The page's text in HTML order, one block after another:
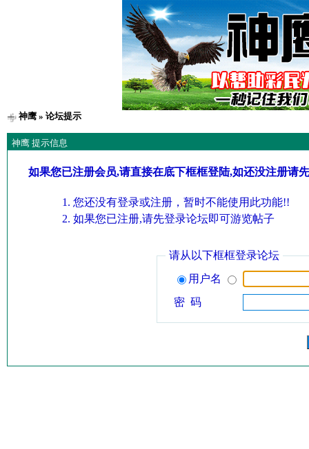
神鹰» 论坛提示
神鹰 提示信息
如果您已注册会员,请直接在底下框框登陆,如还没注册请
您还没有登录或注册，暂时不能使用此功能!!
如果您已注册,请先登录论坛即可游览帖子
请从以下框框登录论坛
用户名
密 码